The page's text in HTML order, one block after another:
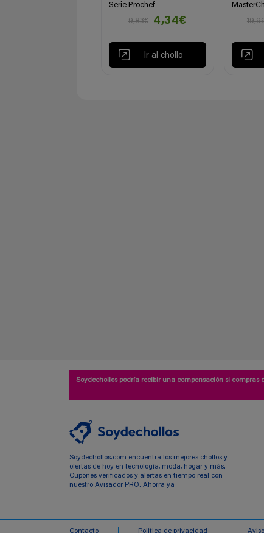
Serie Prochef
9,83€
4,34€
Ir al chollo
Soydechollos podría recibir una compensación si
Soydechollos.com encuentra los mejores chollos y
ofertas de hoy en tecnología, moda, hogar y más.
Cupones verificados y alertas en tiempo real con
nuestro Avisador PRO. Ahorra ya
Contacto Politica de privacidad